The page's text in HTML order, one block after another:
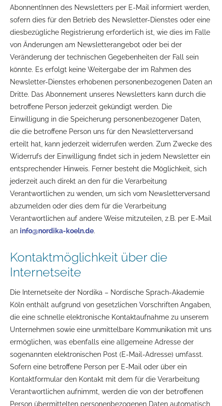
AbonnentInnen des Newsletters per E-Mail informiert werden,
sofern dies für den Betrieb des Newsletter-Dienstes oder eine
diesbezügliche Registrierung erforderlich ist, wie dies im Falle
von Änderungen am Newsletterangebot oder bei der
Veränderung der technischen Gegebenheiten der Fall sein
könnte. Es erfolgt keine Weitergabe der im Rahmen des
Newsletter-Dienstes erhobenen personenbezogenen Daten an
Dritte. Das Abonnement unseres Newsletters kann durch die
betroffene Person jederzeit gekündigt werden. Die
Einwilligung in die Speicherung personenbezogener Daten,
die die betroffene Person uns für den Newsletterversand
erteilt hat, kann jederzeit widerrufen werden. Zum Zwecke des
Widerrufs der Einwilligung findet sich in jedem Newsletter ein
entsprechender Hinweis. Ferner besteht die Möglichkeit, sich
jederzeit auch direkt an den für die Verarbeitung
Verantwortlichen zu wenden, um sich vom Newsletterversand
abzumelden oder dies dem für die Verarbeitung
Verantwortlichen auf andere Weise mitzuteilen, z.B. per E-Mail
an info@nordika-koeln.de.
Kontaktmöglichkeit über die
Internetseite
Die Internetseite der Nordika – Nordische Sprach-Akademie
Köln enthält aufgrund von gesetzlichen Vorschriften Angaben,
die eine schnelle elektronische Kontaktaufnahme zu unserem
Unternehmen sowie eine unmittelbare Kommunikation mit uns
ermöglichen, was ebenfalls eine allgemeine Adresse der
sogenannten elektronischen Post (E-Mail-Adresse) umfasst.
Sofern eine betroffene Person per E-Mail oder über ein
Kontaktformular den Kontakt mit dem für die Verarbeitung
Verantwortlichen aufnimmt, werden die von der betroffenen
Person übermittelten personenbezogenen Daten automatisch